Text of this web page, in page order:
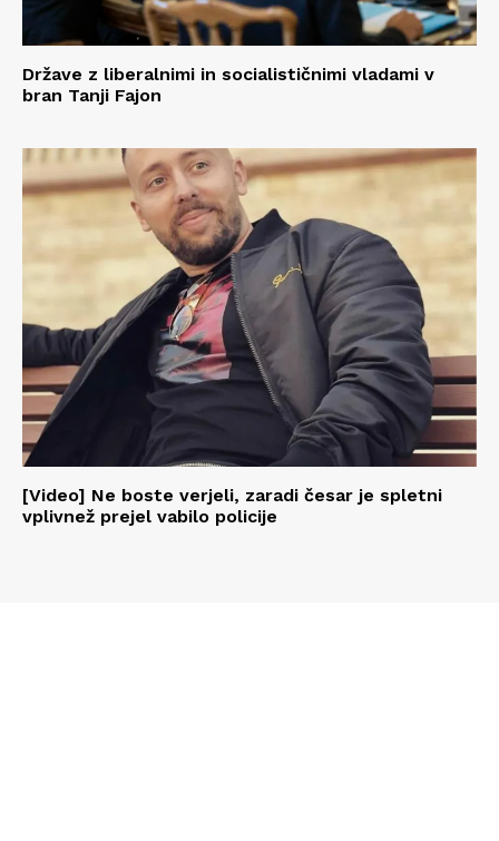
Države z liberalnimi in socialističnimi vladami v
bran Tanji Fajon
[Video] Ne boste verjeli, zaradi česar je spletni
vplivnež prejel vabilo policije